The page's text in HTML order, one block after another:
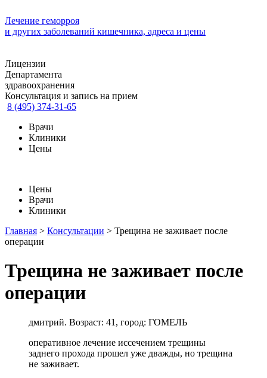
Лечение геморроя
и других заболеваний кишечника, адреса и цены
Лицензии
Департамента
здравоохранения
Консультация и запись на прием
8 (495) 374-31-65
Врачи
Клиники
Цены
Цены
Врачи
Клиники
Главная > Консультации > Трещина не заживает после
операции
Трещина не заживает после
операции
дмитрий. Возраст: 41, город: ГОМЕЛЬ
оперативное лечение иссечением трещины
заднего прохода прошел уже дважды, но трещина
не заживает.